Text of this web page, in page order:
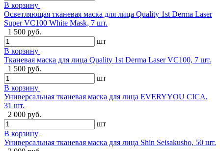
В корзину
Осветляющая тканевая маска для лица Quality 1st Derma Laser
Super VC100 White Mask, 7 шт.
1 500 руб.
шт
В корзину
Тканевая маска для лица Quality 1st Derma Laser VC100, 7 шт.
1 500 руб.
шт
В корзину
Универсальная тканевая маска для лица EVERYYOU CICA,
31 шт.
2 000 руб.
шт
В корзину
Универсальная тканевая маска для лица Shin Seisakusho, 50 шт.